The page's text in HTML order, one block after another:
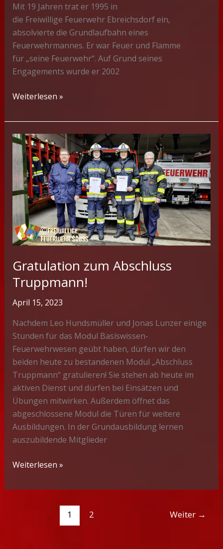
Mit 19 Jahren trat er 1995 in
die Freiwillige Feuerwehr Ebreichsdorf ein,
absolvierte die Grundlaufbahn eines
Feuerwehrmannes. Er war Feuer und Flamme
für „seine Feuerwehr“. Auf Grund seines
Engagements wurde er 2002
Wir
allen
die
bei
der
Verabschiedung
teilgenommen
haben
Weiterlesen »
Gratulation zum Abschluss
Truppmann!
April 15, 2023
Nachdem Leo Hundsmüller und Jonas Lunzer einige
Stunden für das Modul Basiswissen-
Feuerwehrwesen geübt haben, dürfen wir den
beiden heute zu bestandenen Modul „Abschluss
Truppmann“ gratulieren! Sie stehen ab heute im
aktiven Dienst und dürfen bei Einsätzen und
Übungen mitwirken. Außerdem öffnet das
abgeschlossene Modul die Türen für weitere
Ausbildungen. In der Grundausbildung lernen
auszubildende Mitglieder
Gratulation
Abschluss
Weiterlesen »
1 2 Weiter →